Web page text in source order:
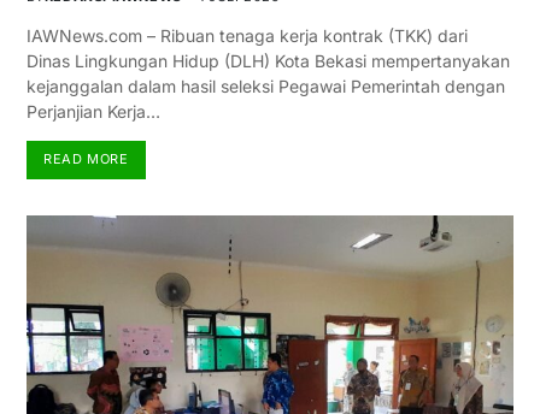
IAWNews.com – Ribuan tenaga kerja kontrak (TKK) dari
Dinas Lingkungan Hidup (DLH) Kota Bekasi mempertanyakan
kejanggalan dalam hasil seleksi Pegawai Pemerintah dengan
Perjanjian Kerja…
READ MORE